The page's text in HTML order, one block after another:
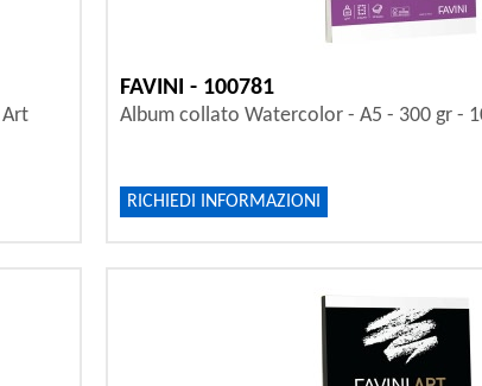
FAVINI - 100781
Album collato Watercolor - A5 - 300 gr -
RICHIEDI INFORMAZIONI